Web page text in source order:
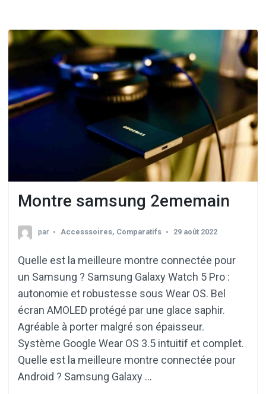
Montre samsung 2ememain
par Accesssoires, Comparatifs 29 août 2022
Quelle est la meilleure montre connectée pour
un Samsung ? Samsung Galaxy Watch 5 Pro :
autonomie et robustesse sous Wear OS. Bel
écran AMOLED protégé par une glace saphir.
Agréable à porter malgré son épaisseur.
Système Google Wear OS 3.5 intuitif et complet.
Quelle est la meilleure montre connectée pour
Android ? Samsung Galaxy …